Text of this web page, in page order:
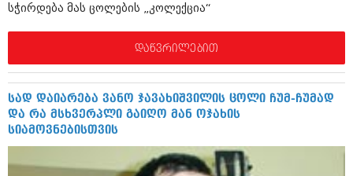
იანვარი 2016 (206)
ნოემბერი 2015 (264)
სექტემბერი 2015 (215)
ივლისი 2015 (173)
ივნისი 2015 (261)
მაისი 2015 (194)
აპრილი 2015 (208)
მარტი 2015 (365)
სჭირდება მას ცოლების „კოლექცია“
დაწვრილებით
სად დაიარება ვანო ჯავახიშვილის ცოლი ჩუმ-ჩუმად
და რა მსხვერპლი გაიღო მან ოჯახის
სიამოვნებისთვის